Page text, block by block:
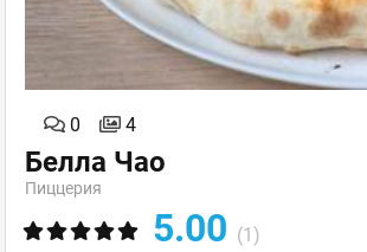
0 4
Белла Чао
Пиццерия
5.00 (1)